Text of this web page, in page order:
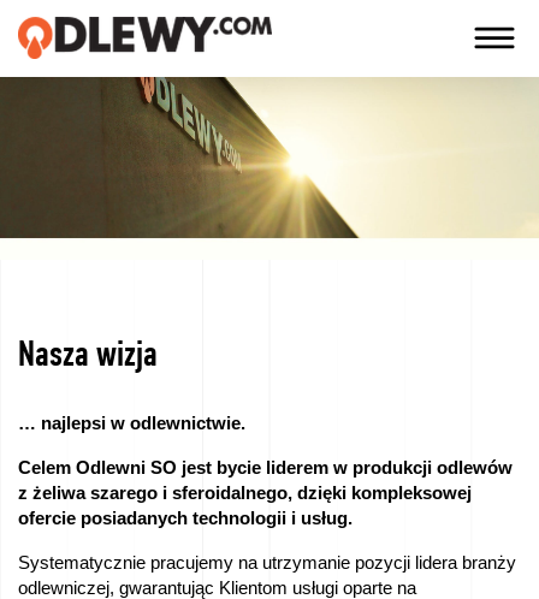
JAKOŚĆ
Firma
Technologie
Nasze
produkty
Praca
Nasza wizja
… najlepsi w odlewnictwie.
Celem Odlewni SO jest bycie liderem w produkcji odlewów
z żeliwa szarego i sferoidalnego, dzięki kompleksowej
ofercie posiadanych technologii i usług.
Systematycznie pracujemy na utrzymanie pozycji lidera branży
odlewniczej, gwarantując Klientom usługi oparte na